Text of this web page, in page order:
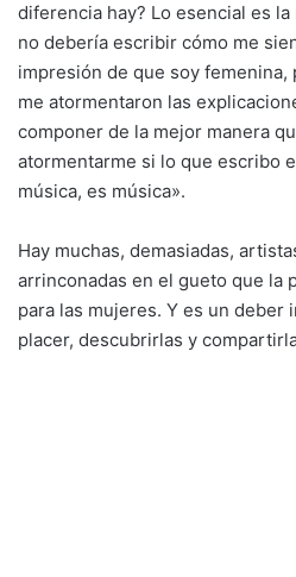
diferencia hay? Lo esencial es
no debería escribir cómo me
impresión de que soy femenina,
me atormentaron las
componer de la mejor manera
atormentarme si lo que escribo
música, es música».
Hay muchas, demasiadas,
arrinconadas en el gueto que la
para las mujeres. Y es un deber
placer, descubrirlas y